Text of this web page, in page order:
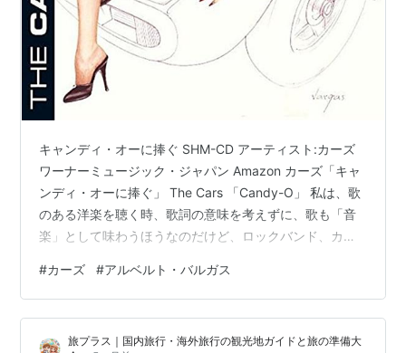
キャンディ・オーに捧ぐ SHM-CD アーティスト:カーズ
ワーナーミュージック・ジャパン Amazon カーズ「キャ
ンディ・オーに捧ぐ」 The Cars 「Candy-O」 私は、歌
のある洋楽を聴く時、歌詞の意味を考えずに、歌も「音
楽」として味わうほうなのだけど、ロックバンド、カー
だ。 失恋の傷が癒えていなかった頃に聴いたから、歌詞
が心に刺さり、存分に涙を流して、心の傷を癒やしたも
のだ。 www.tetch-review.com この２曲と違い、歌詞を
気にせず音楽として聴く場合に一番好きなカーズの曲が
#カーズ #アルベルト・バルガス
旅プラス｜国内旅行・海外旅行の観光地ガイドと旅の準備大